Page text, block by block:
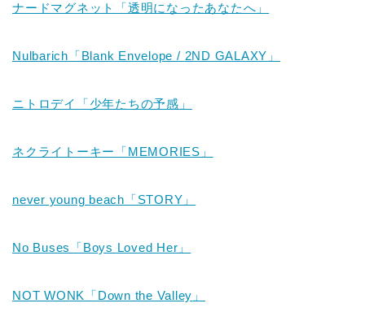
ナードマグネット「透明になったあなたへ」
Nulbarich 「Blank Envelope / 2ND GALAXY 」
ニトロデイ「少年たちの予感」
ネクライトーキー「MEMORIES」
never young beach「STORY」
No Buses「Boys Loved Her」
NOT WONK 「Down the Valley 」